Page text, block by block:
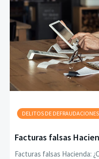
DELITOS DE DEFRAUDACIONES
Facturas falsas
Facturas falsas Hacienda: